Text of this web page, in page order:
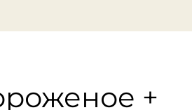
+